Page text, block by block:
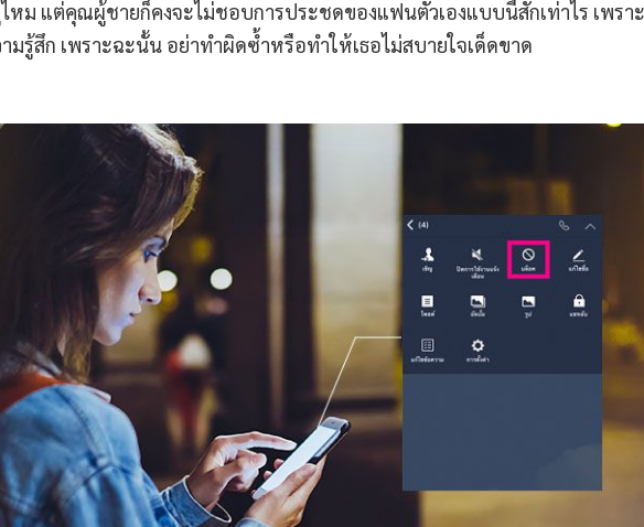
ม แต่คุณผู้ชายก็คงจะไม่ชอบการประชดของแฟนตัวเองแบบนี้สักเท่าไร เพรา
มรู้สึก เพราะฉะนั้น อย่าทำผิดซ้ำหรือทำให้เธอไม่สบายใจเด็ดขาด